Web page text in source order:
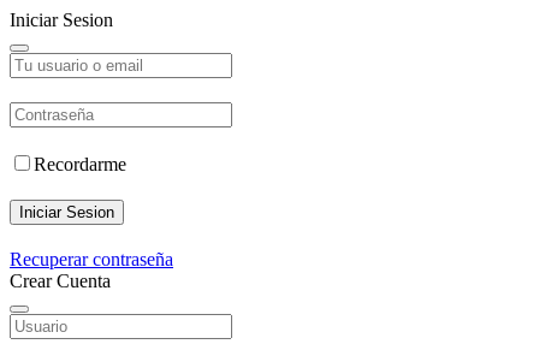
Iniciar Sesion
Recordarme
Iniciar Sesion
Recuperar contraseña
Crear Cuenta